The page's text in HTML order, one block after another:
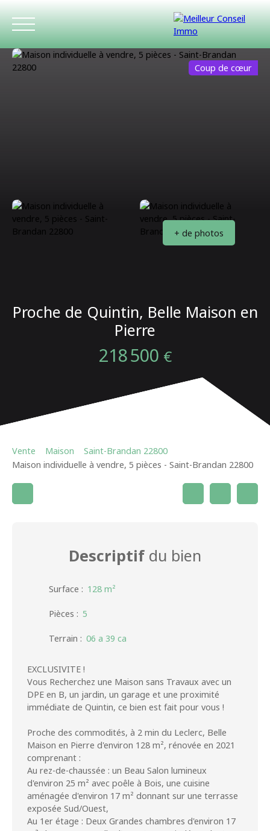
Coup de cœur
+ de photos
Proche de Quintin, Belle Maison en
Pierre
218 500 €
Vente Maison
Saint-Brandan 22800
Maison individuelle à vendre, 5 pièces - Saint-Brandan 22800
Descriptif du bien
Surface : 128 m²
Pièces : 5
Terrain : 06 a 39 ca
EXCLUSIVITE !
Vous Recherchez une Maison sans Travaux avec un
DPE en B, un jardin, un garage et une proximité
immédiate de Quintin, ce bien est fait pour vous !
Proche des commodités, à 2 min du Leclerc, Belle
Maison en Pierre d'environ 128 m², rénovée en 2021
comprenant :
Au rez-de-chaussée : un Beau Salon lumineux
d'environ 25 m² avec poêle à Bois, une cuisine
aménagée d'environ 17 m² donnant sur une terrasse
exposée Sud/Ouest,
Au 1er étage : Deux Grandes chambres d'environ 17